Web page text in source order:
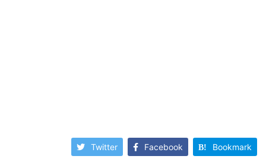
Twitter Facebook Bookmark